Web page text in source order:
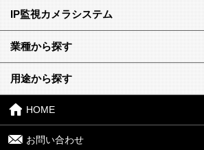
IP監視カメラシステム
業種から探す
用途から探す
HOME
お問い合わせ